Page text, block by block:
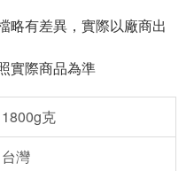
略有差異，實際以廠商出
實際商品為準
1800g克
台灣